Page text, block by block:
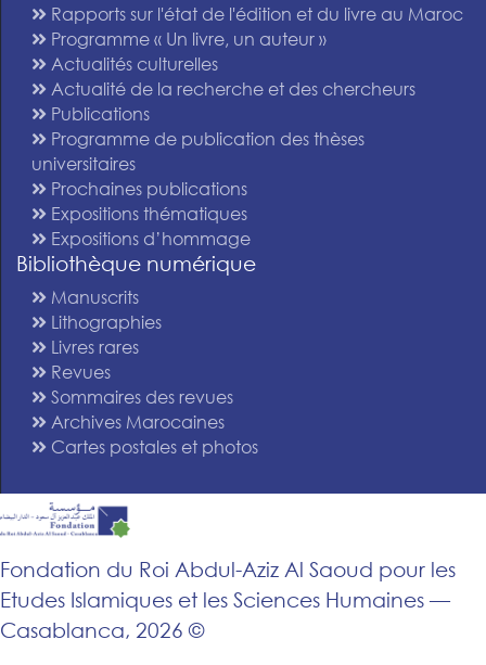
Rapports sur l'état de l'édition et du livre au Maroc
Programme « Un livre, un auteur »
Actualités culturelles
Actualité de la recherche et des chercheurs
Publications
Programme de publication des thèses
universitaires
Prochaines publications
Expositions thématiques
Expositions d’hommage
Bibliothèque numérique
Manuscrits
Lithographies
Livres rares
Revues
Sommaires des revues
Archives Marocaines
Cartes postales et photos
Fondation du Roi Abdul-Aziz Al Saoud pour les
Etudes Islamiques et les Sciences Humaines —
Casablanca, 2026 ©